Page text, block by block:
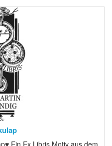
Ein Ex Libris Motiv aus dem